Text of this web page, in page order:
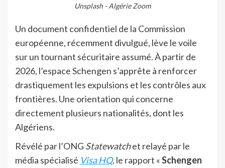
Unsplash - Algérie Zoom
Un document confidentiel de la Commission
européenne, récemment divulgué, lève le voile
sur un tournant sécuritaire assumé. À partir de
2026, l’espace Schengen s’apprête à renforcer
drastiquement les expulsions et les contrôles aux
frontières. Une orientation qui concerne
directement plusieurs nationalités, dont les
Algériens.
Révélé par l’ONG Statewatchet relayé par le
média spécialisé Visa HQ, le rapport «Schengen